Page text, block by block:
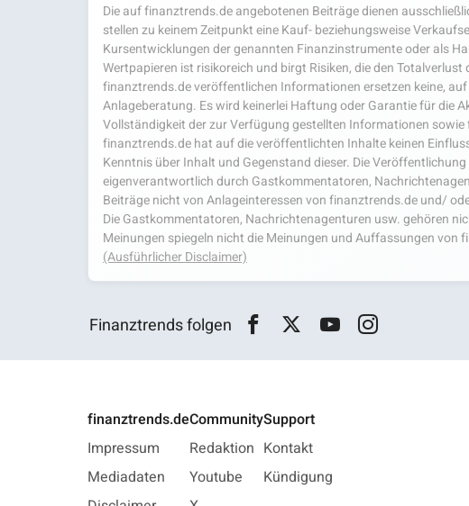
Die auf finanztrends.de angebotenen Beiträge dienen
stellen zu keinem Zeitpunkt eine Kauf- beziehungsweise
Kursentwicklungen der genannten Finanzinstrumente oder als
Wertpapieren ist risikoreich und birgt Risiken, die den
finanztrends.de veröffentlichen Informationen ersetzen keine,
Anlageberatung. Es wird keinerlei Haftung oder Garantie für die
Vollständigkeit der zur Verfügung gestellten Informationen
finanztrends.de hat auf die veröffentlichten Inhalte keinen
Kenntnis über Inhalt und Gegenstand dieser. Die
eigenverantwortlich durch Gastkommentatoren,
Beiträge nicht von Anlageinteressen von finanztrends.de und/
Die Gastkommentatoren, Nachrichtenagenturen usw. gehören
Meinungen spiegeln nicht die Meinungen und Auffassungen von
(Ausführlicher Disclaimer)
Finanztrends folgen
finanztrends.de
Impressum
Mediadaten
Community
Redaktion
Youtube
Support
Kontakt
Kündigung